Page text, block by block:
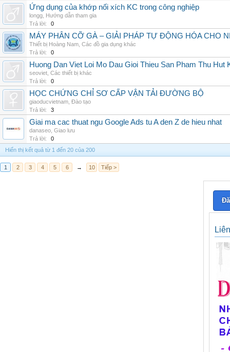
Ứng dụng của khớp nối xích KC trong công nghiệp
longg Hướng dẫn tham gia
Trả lời:
0
MÁY PHÂN CỠ GÀ – GIẢI PHÁP TỰ ĐỘNG HÓA CHO
Thiết bị Hoàng Nam Các đồ gia dụng khác
Trả lời:
0
Huong Dan Viet Loi Mo Dau Gioi Thieu San Pham Thu Hut
seoviet Các thiết bị khác
Trả lời:
0
HỌC CHỨNG CHỈ SƠ CẤP VẬN TẢI ĐƯỜNG BỘ
giaoducvietnam Đào tạo
Trả lời:
3
Giai ma cac thuat ngu Google Ads tu A den Z de hieu nhat
danaseo Giao lưu
Trả lời:
0
Hiển thị kết quả từ 1 đến 20 của 200
1 2 3 4 5 6 → 10 Tiếp >